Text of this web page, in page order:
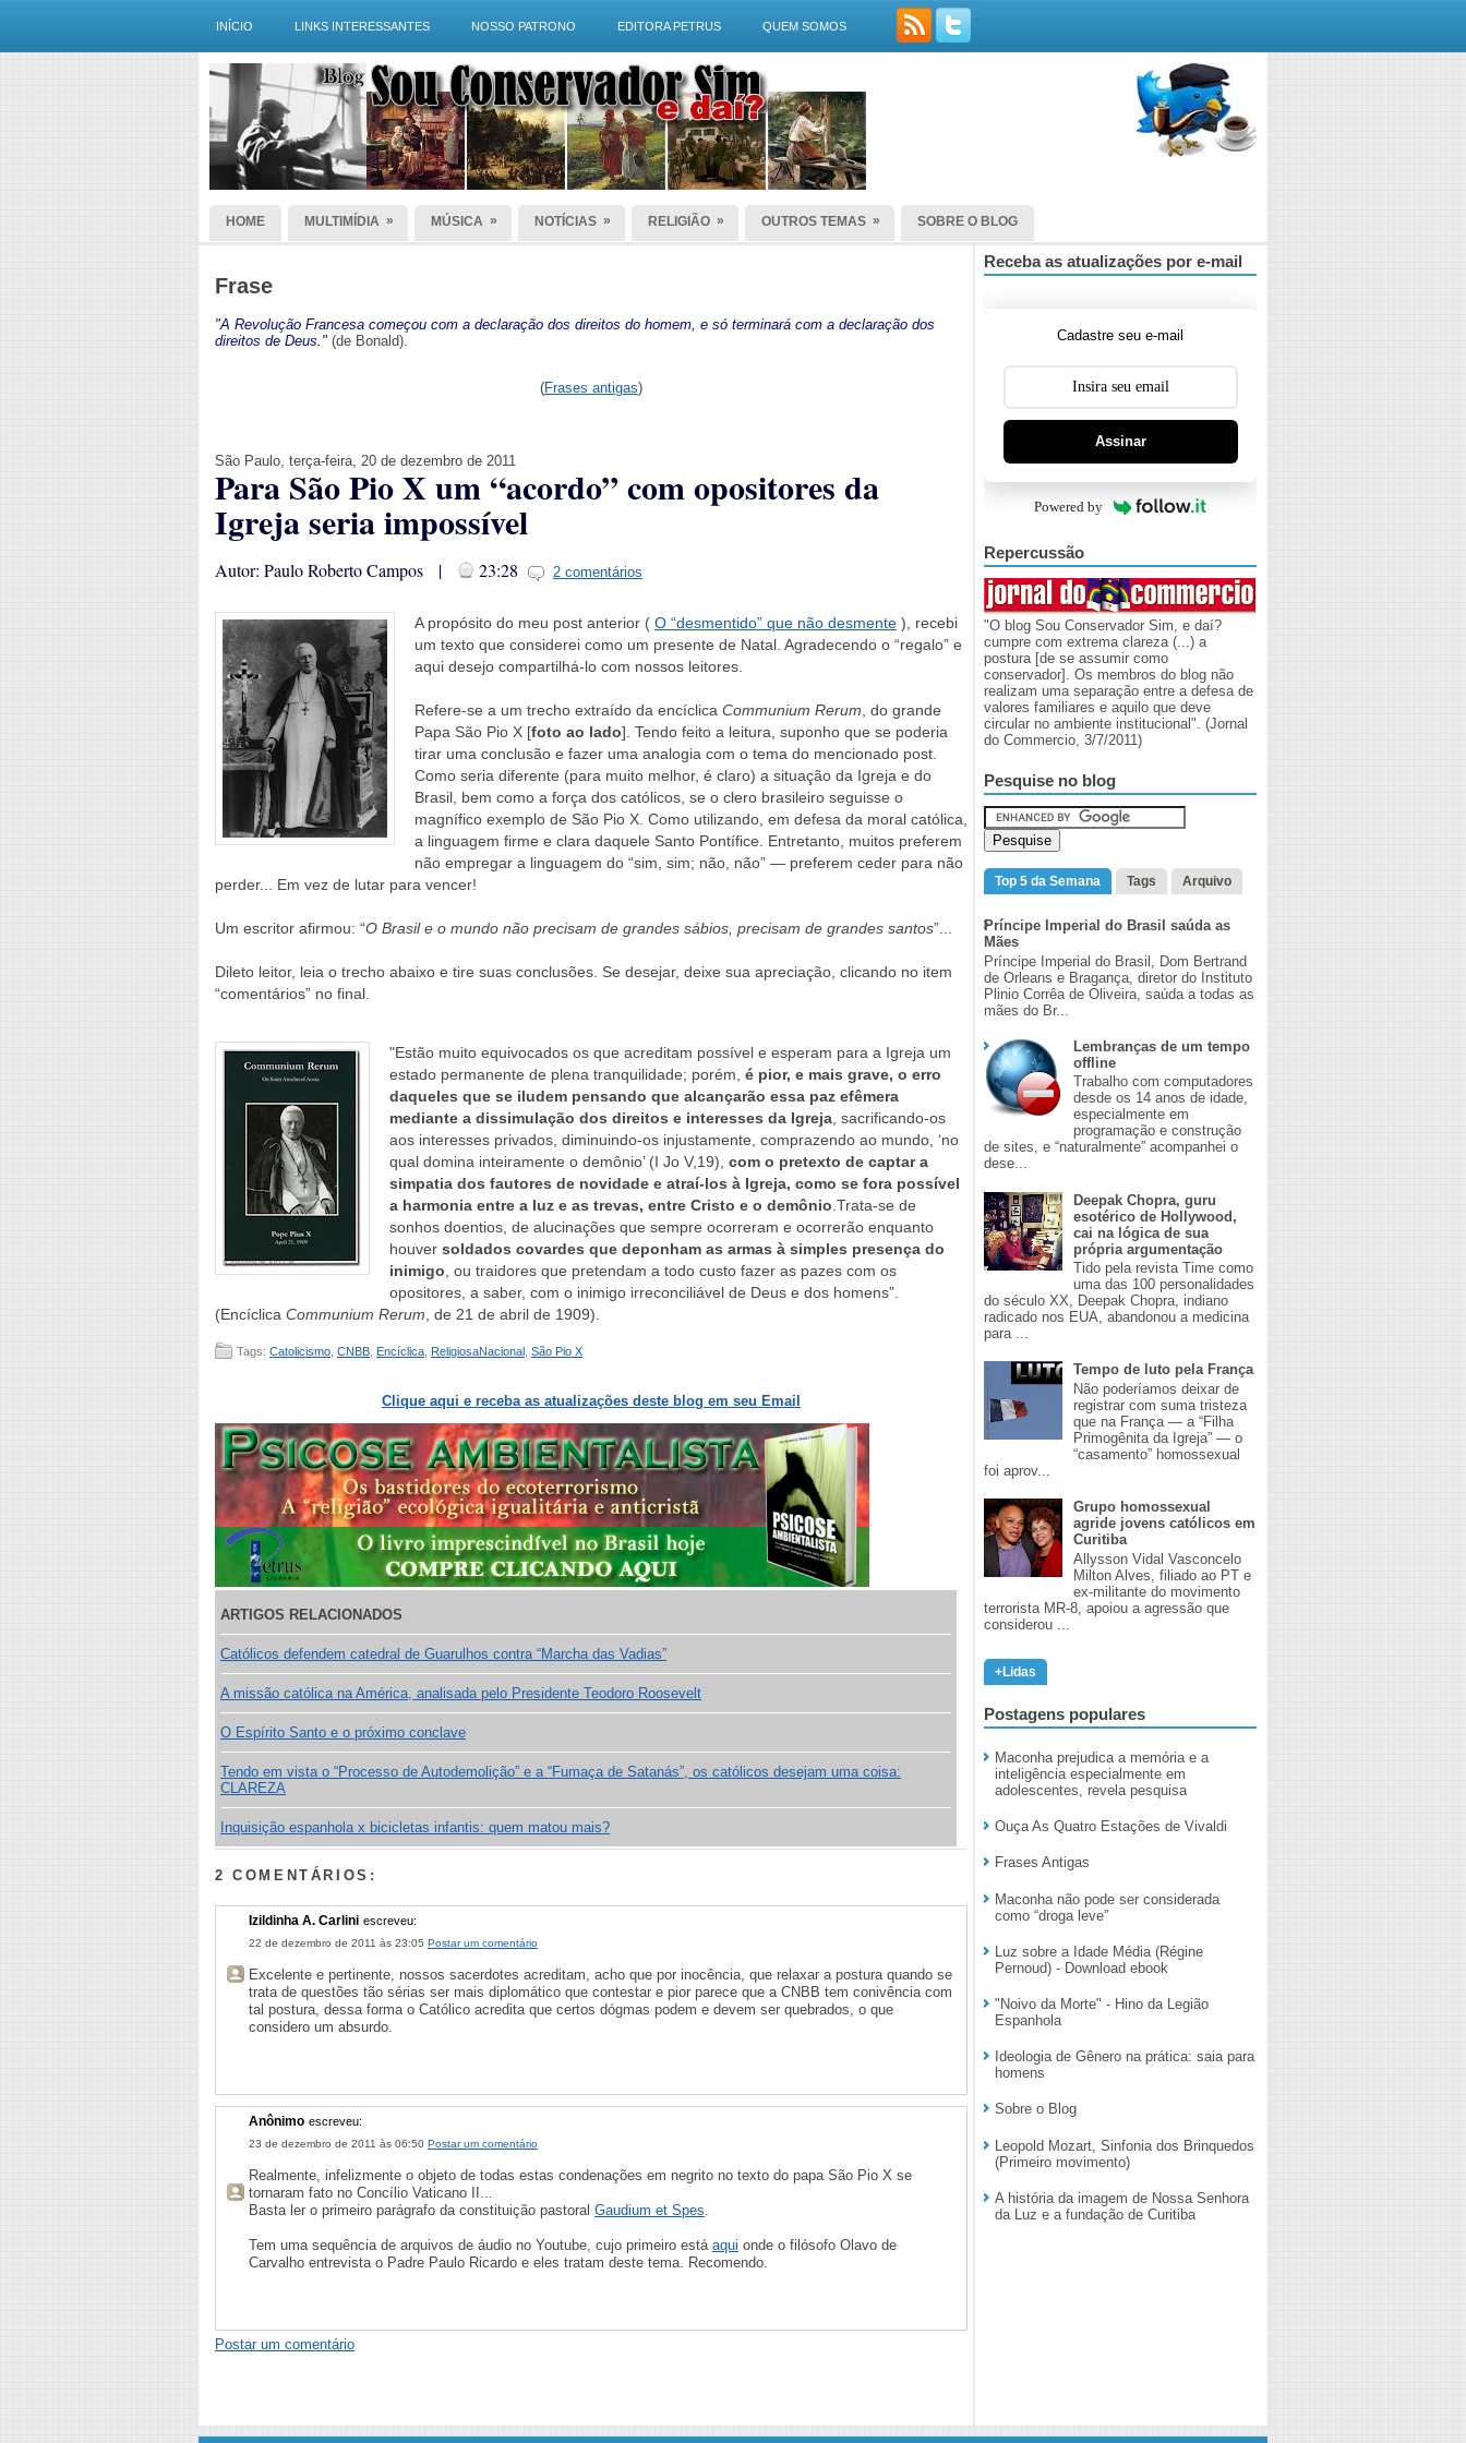
INÍCIO LINKS INTERESSANTES NOSSO PATRONO EDITORA PETRUS QUEM SOMOS
HOME MULTIMÍDIA » MÚSICA » NOTÍCIAS » RELIGIÃO » OUTROS TEMAS » SOBRE O BLOG
Frase
"A Revolução Francesa começou com a declaração dos direitos do homem, e só terminará com a declaração dos
direitos de Deus." (de Bonald).
(Frases antigas)
São Paulo, terça-feira, 20 de dezembro de 2011
Para São Pio X um “acordo” com opositores da
Igreja seria impossível
Autor: Paulo Roberto Campos | 23:28 2 comentários
A propósito do meu post anterior ( O “desmentido” que não desmente ), recebi
um texto que considerei como um presente de Natal. Agradecendo o “regalo” e
aqui desejo compartilhá-lo com nossos leitores.
Refere-se a um trecho extraído da encíclica Communium Rerum, do grande
Papa São Pio X [foto ao lado]. Tendo feito a leitura, suponho que se poderia
tirar uma conclusão e fazer uma analogia com o tema do mencionado post.
Como seria diferente (para muito melhor, é claro) a situação da Igreja e do
Brasil, bem como a força dos católicos, se o clero brasileiro seguisse o
magnífico exemplo de São Pio X. Como utilizando, em defesa da moral católica,
a linguagem firme e clara daquele Santo Pontífice. Entretanto, muitos preferem
não empregar a linguagem do “sim, sim; não, não” — preferem ceder para não
perder... Em vez de lutar para vencer!
Um escritor afirmou: “O Brasil e o mundo não precisam de grandes sábios, precisam de grandes santos”...
Dileto leitor, leia o trecho abaixo e tire suas conclusões. Se desejar, deixe sua apreciação, clicando no item
“comentários” no final.
"Estão muito equivocados os que acreditam possível e esperam para a Igreja um
estado permanente de plena tranquilidade; porém, é pior, e mais grave, o erro
daqueles que se iludem pensando que alcançarão essa paz efêmera
mediante a dissimulação dos direitos e interesses da Igreja, sacrificando-os
aos interesses privados, diminuindo-os injustamente, comprazendo ao mundo, ‘no
qual domina inteiramente o demônio’ (I Jo V,19), com o pretexto de captar a
simpatia dos fautores de novidade e atraí-los à Igreja, como se fora possível
a harmonia entre a luz e as trevas, entre Cristo e o demônio.Trata-se de
sonhos doentios, de alucinações que sempre ocorreram e ocorrerão enquanto
houver soldados covardes que deponham as armas à simples presença do
inimigo, ou traidores que pretendam a todo custo fazer as pazes com os
opositores, a saber, com o inimigo irreconciliável de Deus e dos homens”.
(Encíclica Communium Rerum, de 21 de abril de 1909).
Tags: Catolicismo CNBB Encíclica ReligiosaNacional São Pio X
Clique aqui e receba as atualizações deste blog em seu Email
ARTIGOS RELACIONADOS
Católicos defendem catedral de Guarulhos contra “Marcha das Vadias”
A missão católica na América, analisada pelo Presidente Teodoro Roosevelt
O Espírito Santo e o próximo conclave
Tendo em vista o “Processo de Autodemolição” e a “Fumaça de Satanás”, os católicos desejam uma coisa:
CLAREZA
Inquisição espanhola x bicicletas infantis: quem matou mais?
2 COMENTÁRIOS:
Izildinha A. Carlini escreveu:
22 de dezembro de 2011 às 23:05 Postar um comentário
Excelente e pertinente, nossos sacerdotes acreditam, acho que por inocência, que relaxar a postura quando se
trata de questões tão sérias ser mais diplomático que contestar e pior parece que a CNBB tem conivência com
tal postura, dessa forma o Católico acredita que certos dógmas podem e devem ser quebrados, o que
considero um absurdo.
Anônimo escreveu:
23 de dezembro de 2011 às 06:50 Postar um comentário
Realmente, infelizmente o objeto de todas estas condenações em negrito no texto do papa São Pio X se
tornaram fato no Concílio Vaticano II...
Basta ler o primeiro parágrafo da constituição pastoral Gaudium et Spes.
Tem uma sequência de arquivos de áudio no Youtube, cujo primeiro está aqui onde o filósofo Olavo de
Carvalho entrevista o Padre Paulo Ricardo e eles tratam deste tema. Recomendo.
Postar um comentário
Receba as atualizações por e-mail
Cadastre seu e-mail
Assinar
Powered by
Repercussão
"O blog Sou Conservador Sim, e daí?
cumpre com extrema clareza (...) a
postura [de se assumir como
conservador]. Os membros do blog não
realizam uma separação entre a defesa de
valores familiares e aquilo que deve
circular no ambiente institucional". (Jornal
do Commercio, 3/7/2011)
Pesquise no blog
Top 5 da Semana Tags Arquivo
Príncipe Imperial do Brasil saúda as
Mães
Príncipe Imperial do Brasil, Dom Bertrand
de Orleans e Bragança, diretor do Instituto
Plinio Corrêa de Oliveira, saúda a todas as
mães do Br...
Lembranças de um tempo
offline
Trabalho com computadores
desde os 14 anos de idade,
especialmente em
programação e construção
de sites, e “naturalmente” acompanhei o
dese...
Deepak Chopra, guru
esotérico de Hollywood,
cai na lógica de sua
própria argumentação
Tido pela revista Time como
uma das 100 personalidades
do século XX, Deepak Chopra, indiano
radicado nos EUA, abandonou a medicina
para ...
Tempo de luto pela França
Não poderíamos deixar de
registrar com suma tristeza
que na França — a “Filha
Primogênita da Igreja” — o
“casamento” homossexual
foi aprov...
Grupo homossexual
agride jovens católicos em
Curitiba
Allysson Vidal Vasconcelo
Milton Alves, filiado ao PT e
ex-militante do movimento
terrorista MR-8, apoiou a agressão que
considerou ...
+Lidas
Postagens populares
Maconha prejudica a memória e a
inteligência especialmente em
adolescentes, revela pesquisa
Ouça As Quatro Estações de Vivaldi
Frases Antigas
Maconha não pode ser considerada
como “droga leve”
Luz sobre a Idade Média (Régine
Pernoud) - Download ebook
"Noivo da Morte" - Hino da Legião
Espanhola
Ideologia de Gênero na prática: saia para
homens
Sobre o Blog
Leopold Mozart, Sinfonia dos Brinquedos
(Primeiro movimento)
A história da imagem de Nossa Senhora
da Luz e a fundação de Curitiba